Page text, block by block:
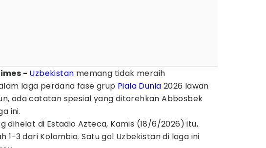
- Uzbekistan memang tidak meraih
laga perdana fase grup Piala Dunia 2026 lawan
ada catatan spesial yang ditorehkan Abbosbek
ini.
dihelat di Estadio Azteca, Kamis (18/6/2026) itu,
1-3 dari Kolombia. Satu gol Uzbekistan di laga ini